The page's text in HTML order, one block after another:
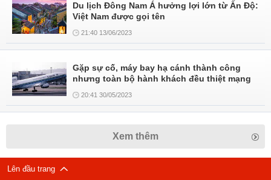
Du lịch Đông Nam Á hưởng lợi lớn từ Ấn Độ:
Việt Nam được gọi tên
21:40 13/06/2023
Gặp sự cố, máy bay hạ cánh thành công
nhưng toàn bộ hành khách đều thiệt mạng
20:41 30/05/2023
Xem thêm
Lên đầu trang